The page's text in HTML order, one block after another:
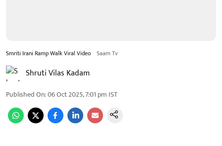
Smriti Irani Ramp Walk Viral Video Saam Tv
Shruti Vilas Kadam
Published On:06 Oct 2025, 7:01 pm IST